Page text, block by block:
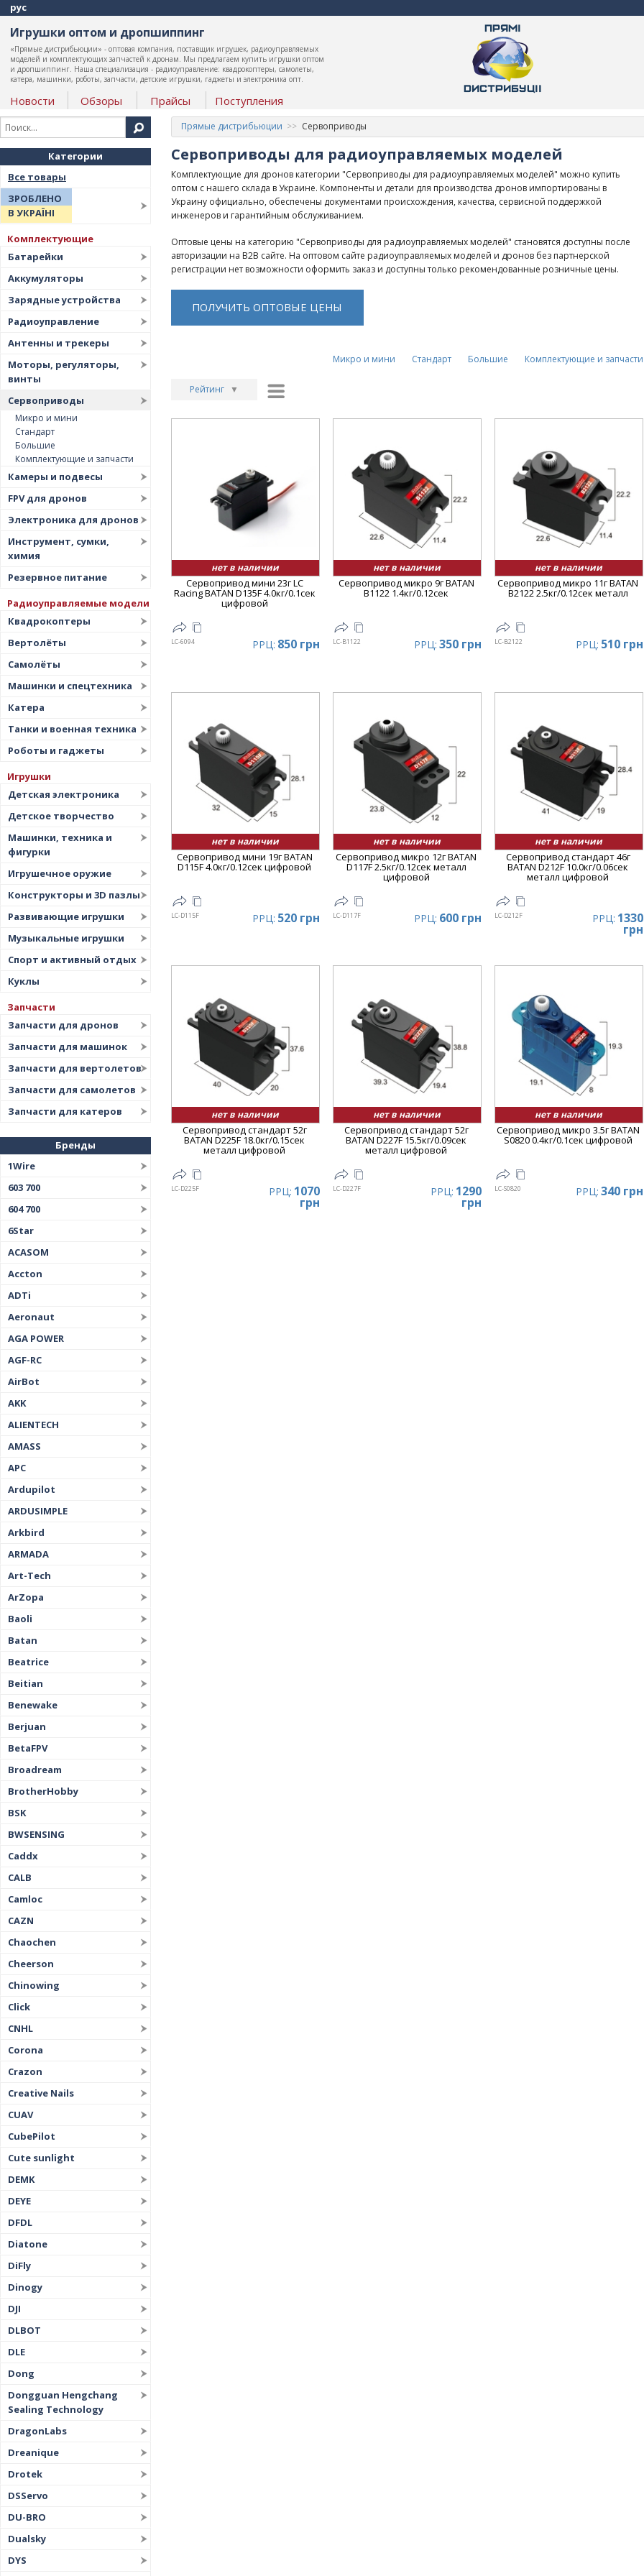
рус
Игрушки оптом и дропшиппинг
«Прямые дистрибьюции» - оптовая компания, поставщик игрушек, радиоуправляемых
моделей и комплектующих запчастей к дронам. Мы предлагаем купить игрушки оптом
и дропшиппинг. Наша специализация - радиоуправление: квадрокоптеры, самолеты,
катера, машинки, роботы, запчасти, детские игрушки, гаджеты и электроника опт.
Новости Обзоры Прайсы Поступления
Категории
Все товары
ЗРОБЛЕНО
В УКРАЇНІ
Комплектующие
Батарейки
Аккумуляторы
Зарядные устройства
Радиоуправление
Антенны и трекеры
Моторы, регуляторы,
винты
Сервоприводы
Микро и мини
Стандарт
Большие
Комплектующие и запчасти
Камеры и подвесы
FPV для дронов
Электроника для дронов
Инструмент, сумки,
химия
Резервное питание
Радиоуправляемые модели
Квадрокоптеры
Вертолёты
Самолёты
Машинки и спецтехника
Катера
Танки и военная техника
Роботы и гаджеты
Игрушки
Детская электроника
Детское творчество
Машинки, техника и
фигурки
Игрушечное оружие
Конструкторы и 3D пазлы
Развивающие игрушки
Музыкальные игрушки
Спорт и активный отдых
Куклы
Запчасти
Запчасти для дронов
Запчасти для машинок
Запчасти для вертолетов
Запчасти для самолетов
Запчасти для катеров
Бренды
1Wire
603 700
604 700
6Star
ACASOM
Accton
ADTi
Aeronaut
AGA POWER
AGF-RC
AirBot
AKK
ALIENTECH
AMASS
APC
Ardupilot
ARDUSIMPLE
Arkbird
ARMADA
Art-Tech
ArZopa
Baoli
Batan
Beatrice
Beitian
Benewake
Berjuan
BetaFPV
Broadream
BrotherHobby
BSK
BWSENSING
Caddx
CALB
Camloc
CAZN
Chaochen
Cheerson
Chinowing
Click
CNHL
Corona
Crazon
Creative Nails
CUAV
CubePilot
Cute sunlight
DEMK
DEYE
DFDL
Diatone
DiFly
Dinogy
DJI
DLBOT
DLE
Dong
Dongguan Hengchang
Sealing Technology
DragonLabs
Dreanique
Drotek
DSServo
DU-BRO
Dualsky
DYS
Прямые дистрибьюции Сервоприводы
Сервоприводы для радиоуправляемых моделей
Комплектующие для дронов категории "Сервоприводы для радиоуправляемых моделей" можно купить
оптом с нашего склада в Украине. Компоненты и детали для производства дронов импортированы в
Украину официально, обеспечены документами происхождения, качества, сервисной поддержкой
инженеров и гарантийным обслуживанием.
Оптовые цены на категорию "Сервоприводы для радиоуправляемых моделей" становятся доступны после
авторизации на B2B сайте. На оптовом сайте радиоуправляемых моделей и дронов без партнерской
регистрации нет возможности оформить заказ и доступны только рекомендованные розничные цены.
ПОЛУЧИТЬ ОПТОВЫЕ ЦЕНЫ
Микро и мини Стандарт Большие Комплектующие и запчасти
Рейтинг ▼
▲
Цена ▼
нет в наличии
Сервопривод мини 23г LC
Racing BATAN D135F 4.0кг/0.1сек
цифровой
LC-6094 РРЦ: 850 грн
нет в наличии
Сервопривод микро 9г BATAN
B1122 1.4кг/0.12сек
LC-B1122 РРЦ: 350 грн
нет в наличии
Сервопривод микро 11г BATAN
B2122 2.5кг/0.12сек металл
LC-B2122 РРЦ: 510 грн
нет в наличии
Сервопривод мини 19г BATAN
D115F 4.0кг/0.12сек цифровой
LC-D115F РРЦ: 520 грн
нет в наличии
Сервопривод микро 12г BATAN
D117F 2.5кг/0.12сек металл
цифровой
LC-D117F РРЦ: 600 грн
нет в наличии
Сервопривод стандарт 46г
BATAN D212F 10.0кг/0.06сек
металл цифровой
LC-D212F РРЦ: 1330
грн
нет в наличии
Сервопривод стандарт 52г
BATAN D225F 18.0кг/0.15сек
металл цифровой
LC-D225F РРЦ: 1070
грн
нет в наличии
Сервопривод стандарт 52г
BATAN D227F 15.5кг/0.09сек
металл цифровой
LC-D227F РРЦ: 1290
грн
нет в наличии
Сервопривод микро 3.5г BATAN
S0820 0.4кг/0.1сек цифровой
LC-S0820 РРЦ: 340 грн